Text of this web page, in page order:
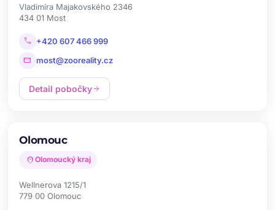
Vladimíra Majakovského 2346
434 01 Most
call +420 607 466 999
mail most@zooreality.cz
Detail pobočkyarrow_forward
Olomouc
location_on Olomoucký kraj
Wellnerova 1215/1
779 00 Olomouc